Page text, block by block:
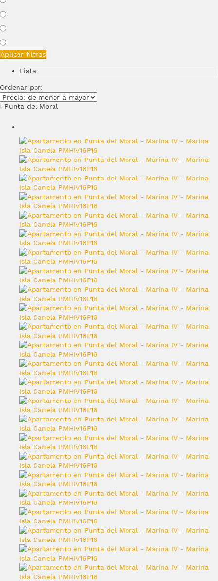
Aplicar filtros
Lista
Ordenar por:
› Punta del Moral